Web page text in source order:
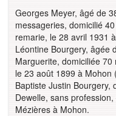
Georges Meyer, âgé de
messageries, domicilié
remarie, le 28 avril 1931
Léontine Bourgery, âgée
Marguerite, domiciliée
le 23 août 1899 à Mohon
Baptiste Justin Bourgery,
Dewelle, sans
Mézières à Mohon.